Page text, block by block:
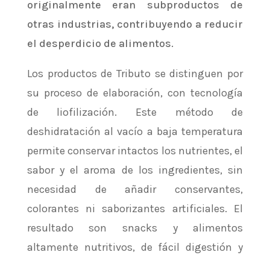
originalmente eran subproductos de
otras industrias, contribuyendo a reducir
el desperdicio de alimentos.
Los productos de Tributo se distinguen por
su proceso de elaboración, con tecnología
de liofilización. Este método de
deshidratación al vacío a baja temperatura
permite conservar intactos los nutrientes, el
sabor y el aroma de los ingredientes, sin
necesidad de añadir conservantes,
colorantes ni saborizantes artificiales. El
resultado son snacks y alimentos
altamente nutritivos, de fácil digestión y